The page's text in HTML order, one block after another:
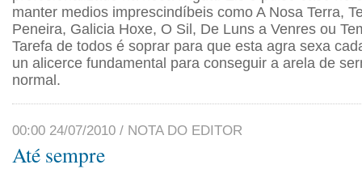
manter medios imprescindíbeis como A Nosa Terra,
Peneira, Galicia Hoxe, O Sil, De Luns a Venres ou
Tarefa de todos é soprar para que esta agra sexa
un alicerce fundamental para conseguir a arela de
normal.
00:00 24/07/2010 / NOTA DO EDITOR
Até sempre